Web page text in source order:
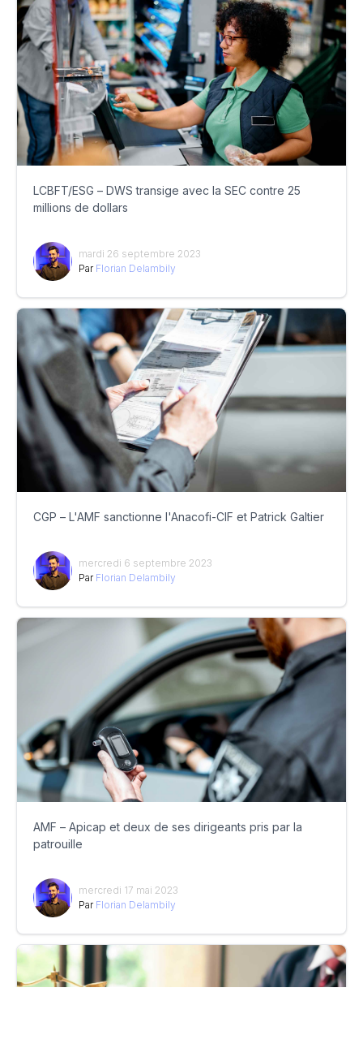
LCBFT/ESG – DWS transige avec la SEC contre 25
millions de dollars
mardi 26 septembre 2023
Par Florian Delambily
CGP – L'AMF sanctionne l'Anacofi-CIF et Patrick Galtier
mercredi 6 septembre 2023
Par Florian Delambily
AMF – Apicap et deux de ses dirigeants pris par la
patrouille
mercredi 17 mai 2023
Par Florian Delambily